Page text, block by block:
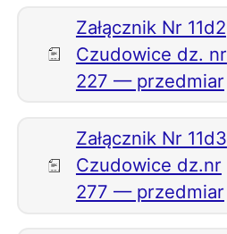
Załącznik Nr 11d2
Czudowice dz. nr
227 — przedmiar
Załącznik Nr 11d3
Czudowice dz.nr
277 — przedmiar